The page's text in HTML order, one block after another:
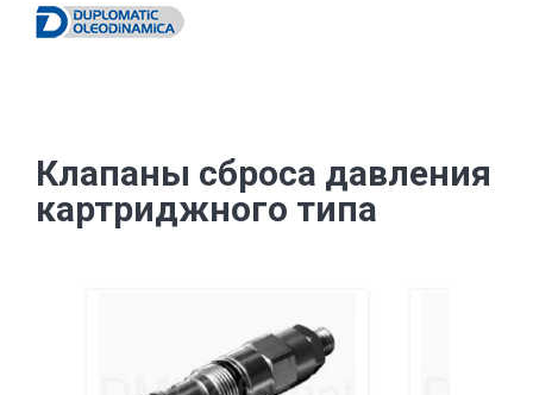
Клапаны сброса давления
картриджного типа